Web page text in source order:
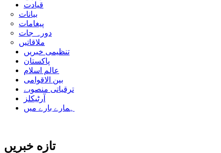
قیادت
بیانات
پیغامات
دورہ جات
ملاقاتیں
تنظیمی خبریں
پاکستان
عالم اسلام
بین الاقوامی
ترقیاتی منصوبے
آرٹیکلز
ہمارے بارے میں
تازه خبریں